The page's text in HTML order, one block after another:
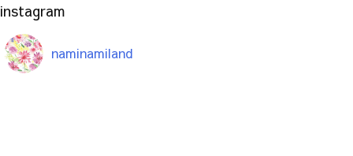
instagram
naminamiland